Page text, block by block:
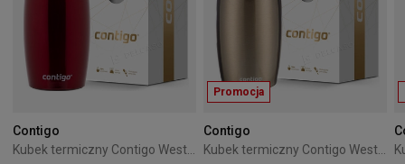
Contigo
Promocja
Contigo